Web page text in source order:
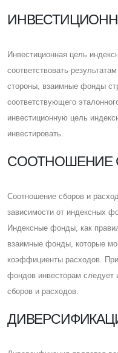
Инвестиционная цель
соответствовать
стороны, взаимные фонды
соответствующего
инвестиционную цель
инвестировать.
CООТНОШЕНИЕ
Cоотношение сборов и
зависимости от индексных
Индексные фонды, как
взаимные фонды, которые
коэффициенты расходов.
фондов инвесторам следует
сборов и расходов.